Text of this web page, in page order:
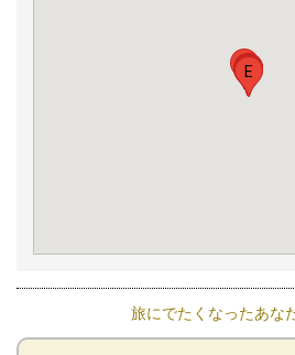
A
B
C
DE
F
G
旅にでたくなったあな